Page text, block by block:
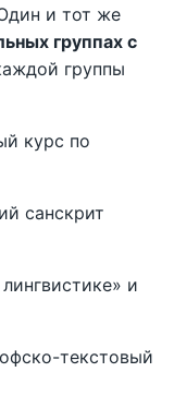
и тот же
группах с
группы
курс по
санскрит
и
текстовый